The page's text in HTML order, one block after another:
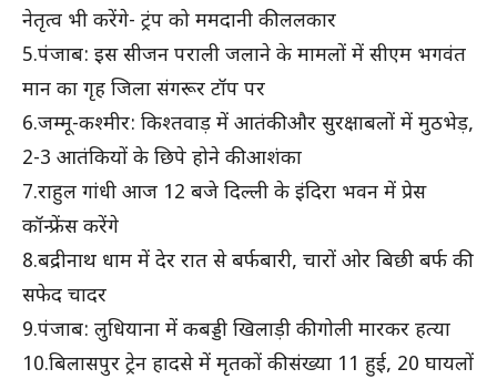
नेतृत्व भी करेंगे- ट्रंप को ममदानी की ललकार
5.पंजाब: इस सीजन पराली जलाने के मामलों में सीएम भगवंत
मान का गृह जिला संगरूर टॉप पर
6.जम्मू-कश्मीर: किश्तवाड़ में आतंकी और सुरक्षाबलों में मुठभेड़,
2-3 आतंकियों के छिपे होने की आशंका
7.राहुल गांधी आज 12 बजे दिल्ली के इंदिरा भवन में प्रेस
कॉन्फ्रेंस करेंगे
8.बद्रीनाथ धाम में देर रात से बर्फबारी, चारों ओर बिछी बर्फ की
सफेद चादर
9.पंजाब: लुधियाना में कबड्डी खिलाड़ी की गोली मारकर हत्या
10.बिलासपुर ट्रेन हादसे में मृतकों की संख्या 11 हुई, 20 घायलों